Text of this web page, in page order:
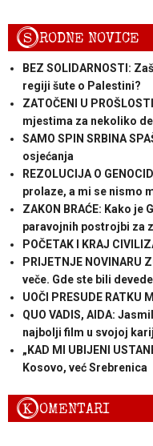
SRODNE NOVICE
BEZ SOLIDARNOSTI:
regiji šute o Palestini?
ZATOČENI U
mjestima za nekoliko
SAMO SPIN SRBINA
osjećanja
REZOLUCIJA O
prolaze, a mi se nismo
ZAKON BRAĆE: Kako
paravojnih postrojbi za
POČETAK I KRAJ
PRIJETNJE NOVINARU
veče. Gde ste bili
UOČI PRESUDE
QUO VADIS, AIDA:
najbolji film u svojoj
„KAD MI UBIJENI
Kosovo, već Srebrenica
KOMENTARI